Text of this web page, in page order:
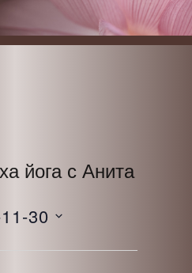
йога с Анита
30